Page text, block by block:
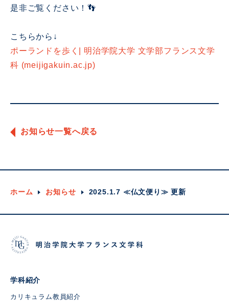
是非ご覧ください！👣
こちらから↓
ポーランドを歩く| 明治学院大学 文学部フランス文学
科 (meijigakuin.ac.jp)
お知らせ一覧へ戻る
ホーム お知らせ 2025.1.7 ≪仏文便り≫ 更新
学科紹介
カリキュラム教員紹介